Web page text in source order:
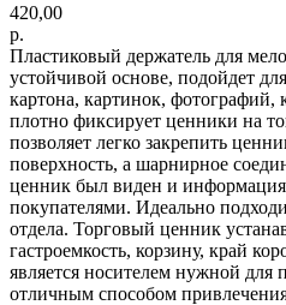
420,00
р.
Пластиковый держатель для
устойчивой основе, подойдет
картона, картинок, фотографий,
плотно фиксирует ценники на
позволяет легко закрепить
поверхность, а шарнирное
ценник был виден и информация
покупателями. Идеально
отдела. Торговый ценник
гастроемкость, корзину, край
является носителем нужной для
отличным способом